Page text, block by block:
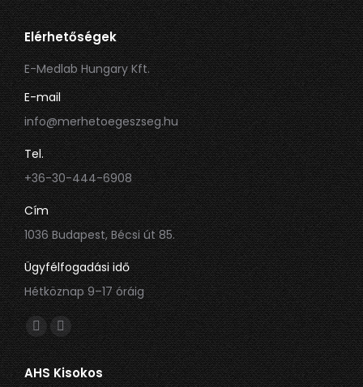
Elérhetőségek
E-Medlab Hungary Kft.
E-mail
info@merhetoegeszseg.hu
Tel.
+36-30-444-6908
Cím
1036 Budapest, Bécsi út 85.
Ügyfélfogadási idő
Hétköznap 9–17 óráig
Itt is megtalálsz minket:
Facebook
oldal
új
Linkedin
oldal
új
AHS Kisokos